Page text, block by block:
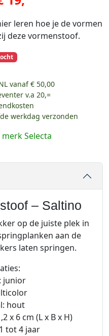
leren hoe je de vormen
deze vormenstoof.
vanaf € 50,00
v.a 20,=
werkdag verzonden
Selecta
– Saltino
op de juiste plek in
aan de
laten springen.
junior
hout
x 6 cm (L x B x H)
tot 4 jaar